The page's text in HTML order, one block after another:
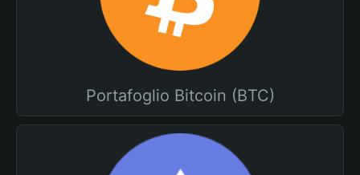
Portafoglio Bitcoin (BTC)